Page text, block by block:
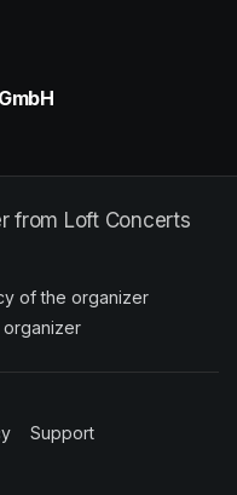
from Loft Concerts
tab)
of the organizer
organizer
(opens in a new tab)
Support